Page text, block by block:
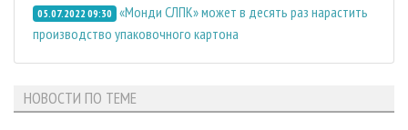
05.07.2022 09:30 «Монди СЛПК» может в десять раз нарастить
производство упаковочного картона
НОВОСТИ ПО ТЕМЕ